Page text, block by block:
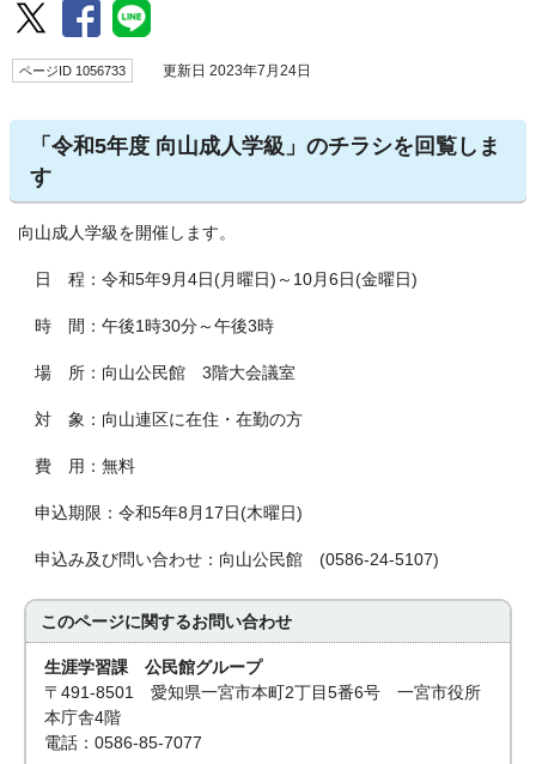
ページID 1056733 更新日 2023年7月24日
「令和5年度 向山成人学級」のチラシを回覧しま
す
向山成人学級を開催します。
日 程：令和5年9月4日(月曜日)～10月6日(金曜日)
時 間：午後1時30分～午後3時
場 所：向山公民館 3階大会議室
対 象：向山連区に在住・在勤の方
費 用：無料
申込期限：令和5年8月17日(木曜日)
申込み及び問い合わせ：向山公民館 (0586-24-5107)
このページに関するお問い合わせ
生涯学習課 公民館グループ
〒491-8501 愛知県一宮市本町2丁目5番6号 一宮市役所
本庁舎4階
電話：0586-85-7077